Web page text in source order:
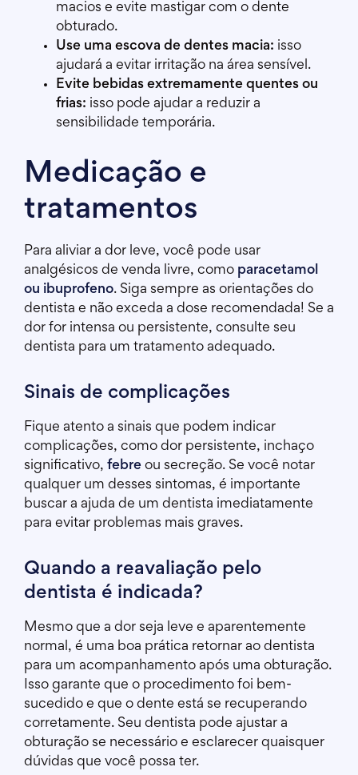
macios e evite mastigar com o dente
obturado.
Use uma escova de dentes macia: isso
ajudará a evitar irritação na área sensível.
Evite bebidas extremamente quentes ou
frias: isso pode ajudar a reduzir a
sensibilidade temporária.
Medicação e
tratamentos
Para aliviar a dor leve, você pode usar
analgésicos de venda livre, como paracetamol
ou ibuprofeno. Siga sempre as orientações do
dentista e não exceda a dose recomendada! Se a
dor for intensa ou persistente, consulte seu
dentista para um tratamento adequado.
Sinais de complicações
Fique atento a sinais que podem indicar
complicações, como dor persistente, inchaço
significativo, febre ou secreção. Se você notar
qualquer um desses sintomas, é importante
buscar a ajuda de um dentista imediatamente
para evitar problemas mais graves.
Quando a reavaliação pelo
dentista é indicada?
Mesmo que a dor seja leve e aparentemente
normal, é uma boa prática retornar ao dentista
para um acompanhamento após uma obturação.
Isso garante que o procedimento foi bem-
sucedido e que o dente está se recuperando
corretamente. Seu dentista pode ajustar a
obturação se necessário e esclarecer quaisquer
dúvidas que você possa ter.